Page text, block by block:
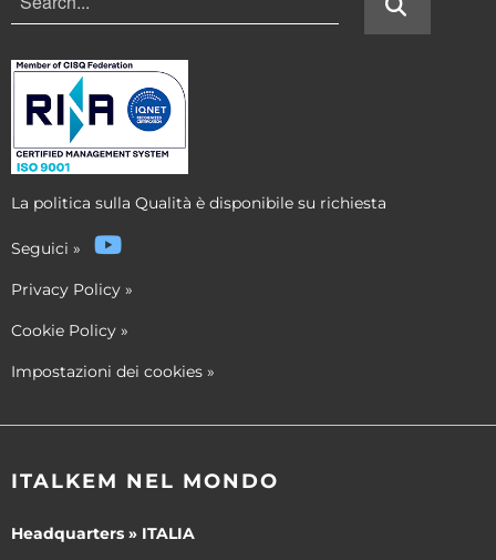
La politica sulla Qualità è disponibile su richiesta
Seguici »
Privacy Policy »
Cookie Policy »
Impostazioni dei cookies »
ITALKEM NEL MONDO
Headquarters » ITALIA